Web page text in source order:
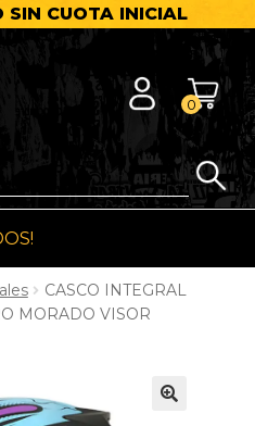
SIN CUOTA INICIAL
0
CASCO INTEGRAL
MORADO VISOR